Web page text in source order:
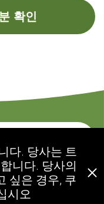
확인
다. 당사는 트
니다. 당사의
싶은 경우, 쿠
시오